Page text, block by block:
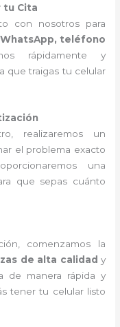
tu Cita
con nosotros para
WhatsApp, teléfono
rápidamente y
que traigas tu celular
realizaremos un
el problema exacto
una
que sepas cuánto
comenzamos la
de alta calidad y
de manera rápida y
tener tu celular listo